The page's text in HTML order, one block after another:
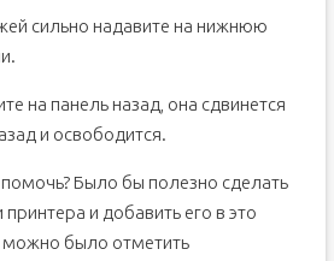
сильно надавите на нижнюю
на панель назад, она сдвинется
и освободится.
Было бы полезно сделать
и добавить его в это
можно было отметить